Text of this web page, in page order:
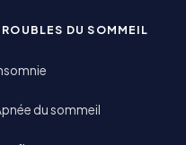
DU SOMMEIL
du sommeil